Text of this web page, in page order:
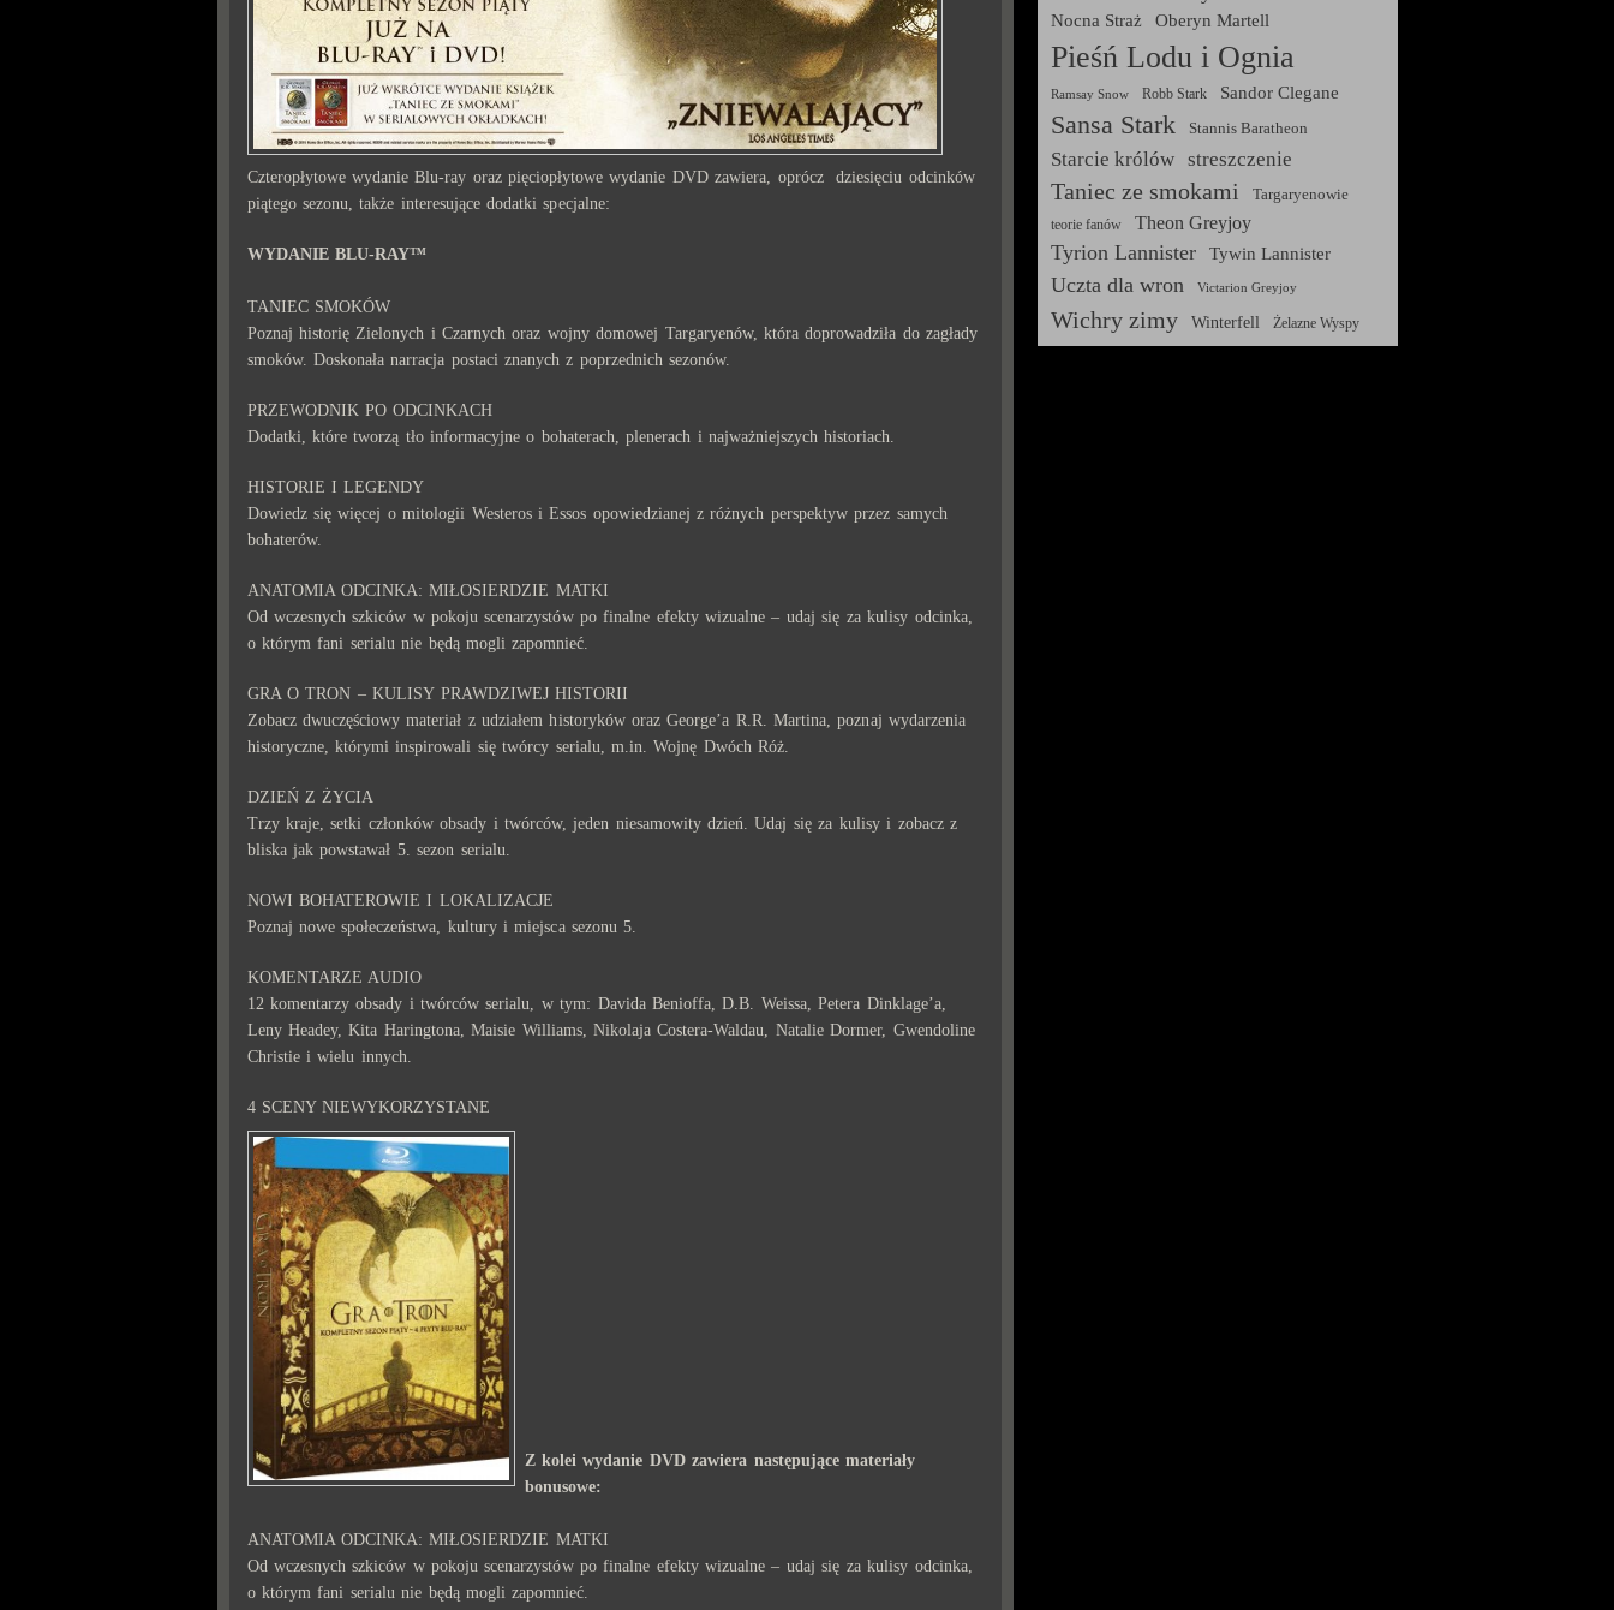
Czteropłytowe wydanie Blu-ray oraz pięciopłytowe wydanie DVD zawiera, oprócz dziesięciu odcinków
piątego sezonu, także interesujące dodatki specjalne:
WYDANIE BLU-RAY™
TANIEC SMOKÓW
Poznaj historię Zielonych i Czarnych oraz wojny domowej Targaryenów, która doprowadziła do zagłady
smoków. Doskonała narracja postaci znanych z poprzednich sezonów.
PRZEWODNIK PO ODCINKACH
Dodatki, które tworzą tło informacyjne o bohaterach, plenerach i najważniejszych historiach.
HISTORIE I LEGENDY
Dowiedz się więcej o mitologii Westeros i Essos opowiedzianej z różnych perspektyw przez samych
bohaterów.
ANATOMIA ODCINKA: MIŁOSIERDZIE MATKI
Od wczesnych szkiców w pokoju scenarzystów po finalne efekty wizualne – udaj się za kulisy odcinka,
o którym fani serialu nie będą mogli zapomnieć.
GRA O TRON – KULISY PRAWDZIWEJ HISTORII
Zobacz dwuczęściowy materiał z udziałem historyków oraz George’a R.R. Martina, poznaj wydarzenia
historyczne, którymi inspirowali się twórcy serialu, m.in. Wojnę Dwóch Róż.
DZIEŃ Z ŻYCIA
Trzy kraje, setki członków obsady i twórców, jeden niesamowity dzień. Udaj się za kulisy i zobacz z
bliska jak powstawał 5. sezon serialu.
NOWI BOHATEROWIE I LOKALIZACJE
Poznaj nowe społeczeństwa, kultury i miejsca sezonu 5.
KOMENTARZE AUDIO
12 komentarzy obsady i twórców serialu, w tym: Davida Benioffa, D.B. Weissa, Petera Dinklage’a,
Leny Headey, Kita Haringtona, Maisie Williams, Nikolaja Costera-Waldau, Natalie Dormer, Gwendoline
Christie i wielu innych.
4 SCENY NIEWYKORZYSTANE
Z kolei wydanie DVD zawiera następujące materiały
bonusowe:
ANATOMIA ODCINKA: MIŁOSIERDZIE MATKI
Od wczesnych szkiców w pokoju scenarzystów po finalne efekty wizualne – udaj się za kulisy odcinka,
o którym fani serialu nie będą mogli zapomnieć.
Nocna Straż Oberyn Martell
Pieśń Lodu i Ognia
Ramsay Snow Robb Stark Sandor Clegane
Sansa Stark Stannis Baratheon
Starcie królów streszczenie
Taniec ze smokami Targaryenowie
teorie fanów Theon Greyjoy
Tyrion Lannister Tywin Lannister
Uczta dla wron Victarion Greyjoy
Wichry zimy Winterfell Żelazne Wyspy